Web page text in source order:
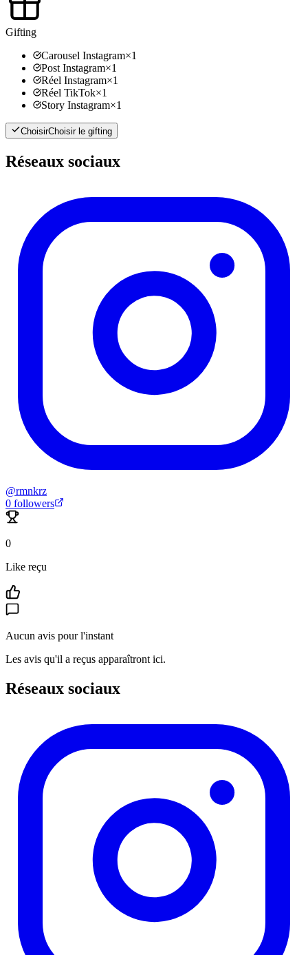
Gifting
Carousel Instagram×1
Post Instagram×1
Réel Instagram×1
Réel TikTok×1
Story Instagram×1
ChoisirChoisir le gifting
Réseaux sociaux
@rmnkrz
0 followers
0
Like reçu
Aucun avis pour l'instant
Les avis qu'il a reçus apparaîtront ici.
Réseaux sociaux